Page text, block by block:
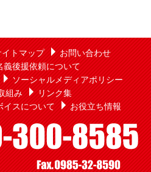
イトマップ
お問い合わせ
義後援依頼について
ソーシャルメディアポリシー
組み
リンク集
イスについて お役立ち情報